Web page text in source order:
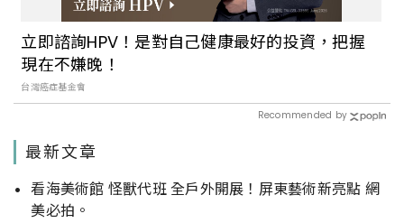
立即諮詢HPV！是對自己健康最好的投資，把握
現在不嫌晚！
台灣癌症基金會
Recommended by
最新文章
看海美術館 怪獸代班 全戶外開展！屏東藝術新亮點 網
美必拍。